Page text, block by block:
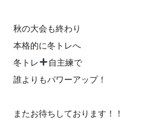
秋の大会も終わり
本格的に冬トレへ
冬トレ
自主練で
誰よりもパワーアップ！
またお待ちしております！！